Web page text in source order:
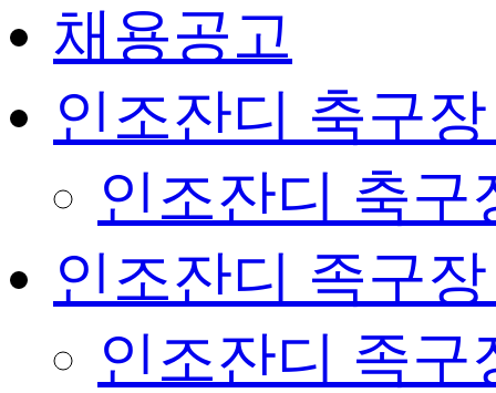
채용공고
인조잔디 축구
인조잔디 축구
인조잔디 족구
인조잔디 족구